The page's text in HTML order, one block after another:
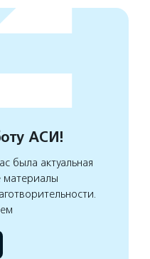
АСИ!
была актуальная